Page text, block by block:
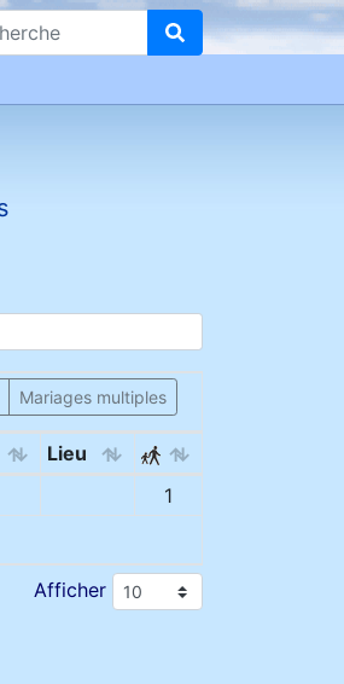
Mariages multiples
Lieu
1
Afficher